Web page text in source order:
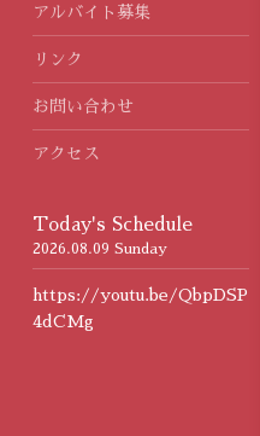
アルバイト募集
リンク
お問い合わせ
アクセス
Today's Schedule
2026.08.09 Sunday
https://youtu.be/QbpDSP
4dCMg